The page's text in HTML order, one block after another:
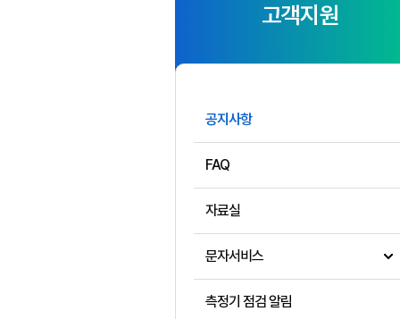
고객지원
공지사항
FAQ
자료실
문자서비스
측정기 점검 알림